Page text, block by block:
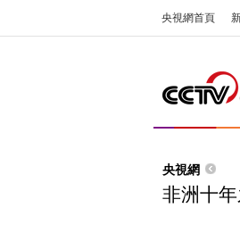
央視網首頁
央視網
非洲十